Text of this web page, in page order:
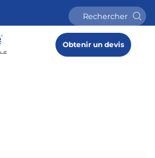
Obtenir un devis